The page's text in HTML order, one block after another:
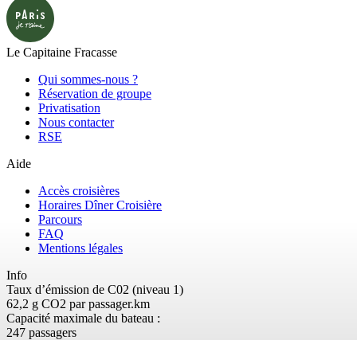
Le Capitaine Fracasse
Qui sommes-nous ?
Réservation de groupe
Privatisation
Nous contacter
RSE
Aide
Accès croisières
Horaires Dîner Croisière
Parcours
FAQ
Mentions légales
Info
Taux d’émission de C02 (niveau 1)
62,2 g CO2 par passager.km
Capacité maximale du bateau :
247 passagers